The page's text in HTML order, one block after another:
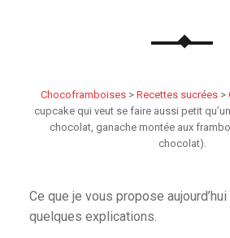
Chocoframboises> Recettes sucrées>
cupcake qui veut se faire aussi petit
chocolat, ganache montée aux
chocolat).
Ce que je vous propose
quelques explications.